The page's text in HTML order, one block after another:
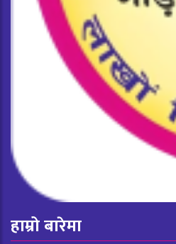
हाम्रो बारेमा